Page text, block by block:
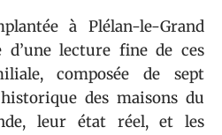
à Plélan-le-Grand
d’une lecture fine de ces
composée de sept
des maisons du
leur état réel, et les